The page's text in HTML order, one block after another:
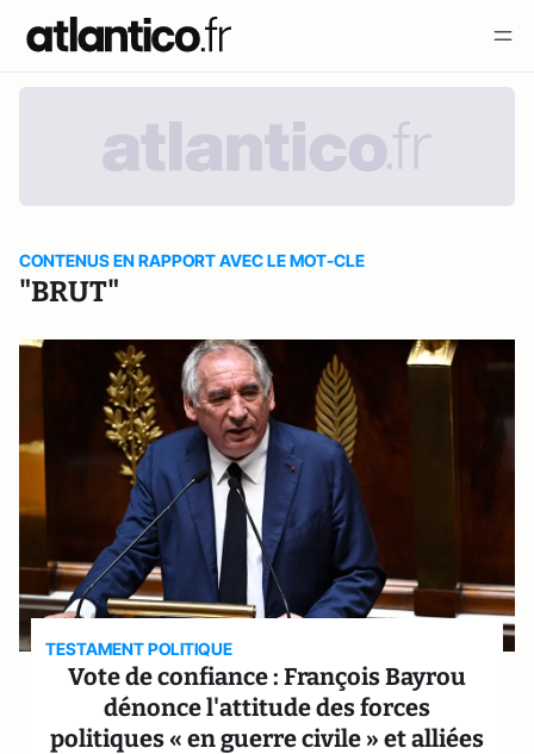
CONTENUS EN RAPPORT AVEC LE MOT-CLE
"BRUT"
TESTAMENT POLITIQUE
Vote de confiance : François Bayrou
dénonce l'attitude des forces
politiques « en guerre civile » et alliées